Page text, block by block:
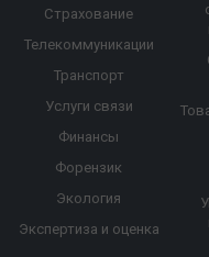
Страхование
Телекоммуникации
Транспорт
Услуги связи
Финансы
Форензик
Экология
Экспертиза и оценка